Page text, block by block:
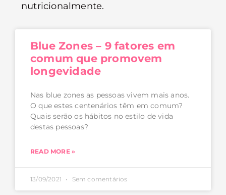
nutricionalmente.
Blue Zones – 9 fatores em
comum que promovem
longevidade
Nas blue zones as pessoas vivem mais anos.
O que estes centenários têm em comum?
Quais serão os hábitos no estilo de vida
destas pessoas?
READ MORE »
13/09/2021 Sem comentários